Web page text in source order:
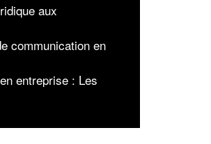
aux
communication en
entreprise : Les